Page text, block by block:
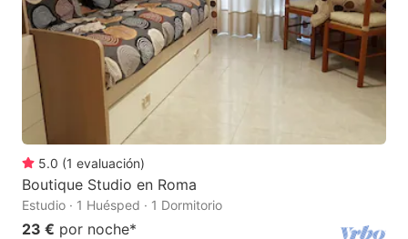
5.0 (1 evaluación)
Boutique Studio en Roma
Estudio · 1 Huésped · 1 Dormitorio
23 € por noche*